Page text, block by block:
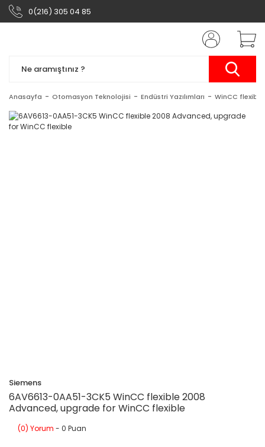
0(216) 305 04 85
Anasayfa Otomasyon Teknolojisi Endüstri Yazılımları WinCC flexible
Siemens
6AV6613-0AA51-3CK5 WinCC flexible 2008
Advanced, upgrade for WinCC flexible
(0) Yorum - 0 Puan